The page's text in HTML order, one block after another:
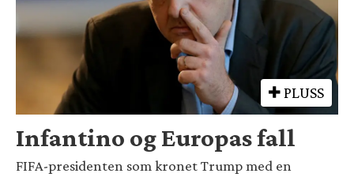
PLUSS
Infantino og Europas fall
FIFA-presidenten som kronet Trump med en